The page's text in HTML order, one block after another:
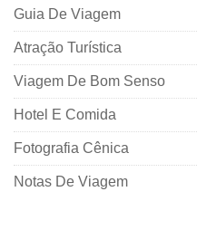
Guia De Viagem
Atração Turística
Viagem De Bom Senso
Hotel E Comida
Fotografia Cênica
Notas De Viagem